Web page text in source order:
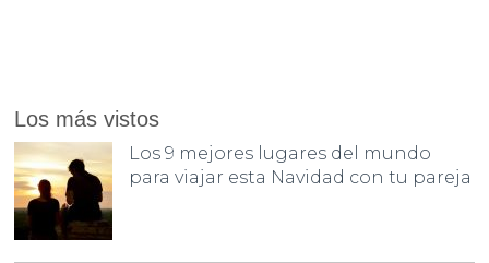
Los más vistos
Los 9 mejores lugares del mundo
para viajar esta Navidad con tu pareja